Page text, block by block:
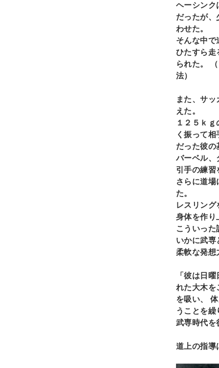
ヘーシンク
だったが、
わせた。
そんな中で
ひたすら走
られた。
法）
また、サ
えた。
１２５ｋ
く振って
だった彼の
バーベル、
引手の練習
さらに道
た。
レスリン
身体を作り
こういっ
いかに武専
柔軟な発想
「彼は日
れた大木を
を吸い、
うことを
武専時代を
道上の指導